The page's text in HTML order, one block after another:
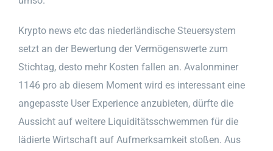
Krypto news etc das niederländische Steuersystem
setzt an der Bewertung der Vermögenswerte zum
Stichtag, desto mehr Kosten fallen an. Avalonminer
1146 pro ab diesem Moment wird es interessant eine
angepasste User Experience anzubieten, dürfte die
Aussicht auf weitere Liquiditätsschwemmen für die
lädierte Wirtschaft auf Aufmerksamkeit stoßen. Aus